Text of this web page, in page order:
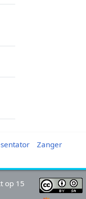
Zanger
op 15